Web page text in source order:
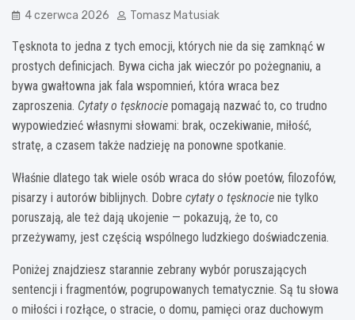
4 czerwca 2026 Tomasz Matusiak
Tęsknota to jedna z tych emocji, których nie da się zamknąć w
prostych definicjach. Bywa cicha jak wieczór po pożegnaniu, a
bywa gwałtowna jak fala wspomnień, która wraca bez
zaproszenia. Cytaty o tęsknocie pomagają nazwać to, co trudno
wypowiedzieć własnymi słowami: brak, oczekiwanie, miłość,
stratę, a czasem także nadzieję na ponowne spotkanie.
Właśnie dlatego tak wiele osób wraca do słów poetów, filozofów,
pisarzy i autorów biblijnych. Dobre cytaty o tęsknocie nie tylko
poruszają, ale też dają ukojenie — pokazują, że to, co
przeżywamy, jest częścią wspólnego ludzkiego doświadczenia.
Poniżej znajdziesz starannie zebrany wybór poruszających
sentencji i fragmentów, pogrupowanych tematycznie. Są tu słowa
o miłości i rozłące, o stracie, o domu, pamięci oraz duchowym